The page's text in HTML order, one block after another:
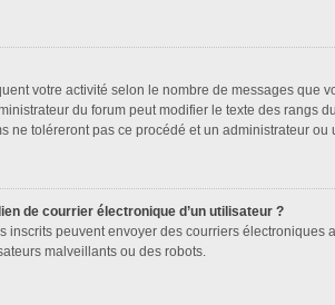
votre activité selon le nombre de messages
du forum peut modifier le texte des rangs
ne toléreront pas ce procédé et un administrateur
de courrier électronique d’un utilisateur ?
peuvent envoyer des courriers
malveillants ou des robots.